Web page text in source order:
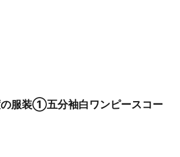
服装①五分袖白ワンピースコー